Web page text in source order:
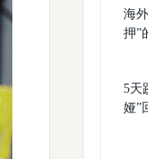
海
押”
5天
娅”